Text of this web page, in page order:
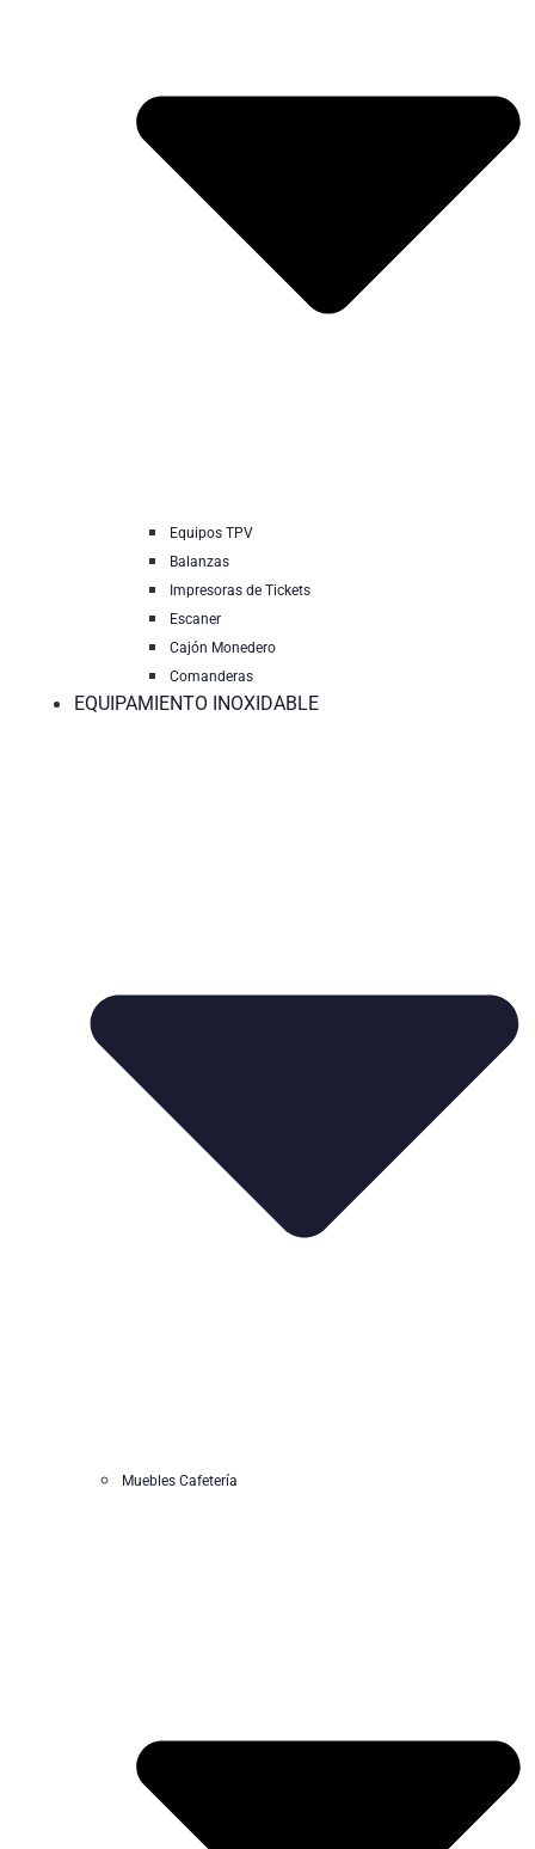
Equipos TPV
Balanzas
Impresoras de Tickets
Escaner
Cajón Monedero
Comanderas
EQUIPAMIENTO INOXIDABLE
Muebles Cafetería